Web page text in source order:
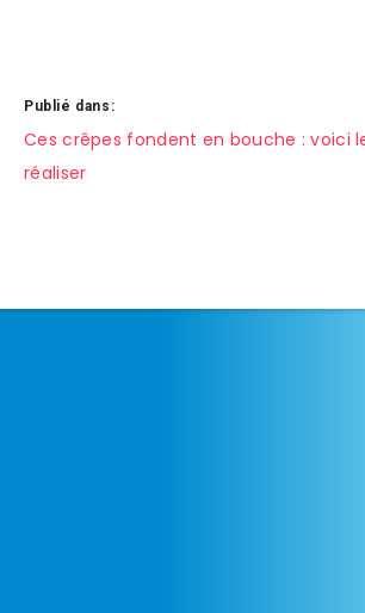
Publié dans:
Navigation
de
Ces crêpes fondent en bouche : voici
réaliser